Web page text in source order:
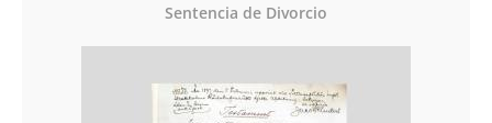
Sentencia de Divorcio